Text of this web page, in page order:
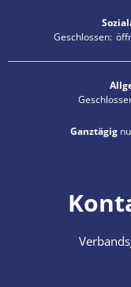
Klicken, um
Geschlossen:
Klicken,
Ganztägig